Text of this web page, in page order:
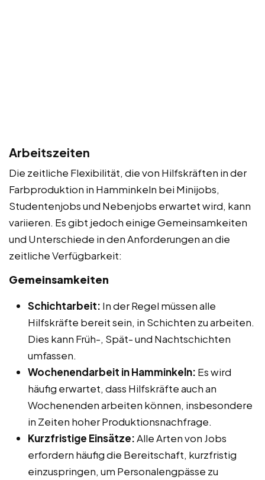
Arbeitszeiten
Die zeitliche Flexibilität, die von Hilfskräften in der
Farbproduktion in Hamminkeln bei Minijobs,
Studentenjobs und Nebenjobs erwartet wird, kann
variieren. Es gibt jedoch einige Gemeinsamkeiten
und Unterschiede in den Anforderungen an die
zeitliche Verfügbarkeit:
Gemeinsamkeiten
Schichtarbeit: In der Regel müssen alle
Hilfskräfte bereit sein, in Schichten zu arbeiten.
Dies kann Früh-, Spät- und Nachtschichten
umfassen.
Wochenendarbeit in Hamminkeln: Es wird
häufig erwartet, dass Hilfskräfte auch an
Wochenenden arbeiten können, insbesondere
in Zeiten hoher Produktionsnachfrage.
Kurzfristige Einsätze:Alle Arten von Jobs
erfordern häufig die Bereitschaft, kurzfristig
einzuspringen, um Personalengpässe zu